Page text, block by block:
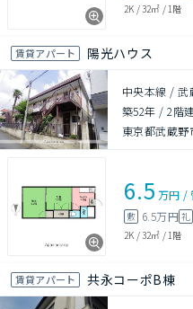
2K /32㎡ / 1階
賃貸アパート 陽光ハウス
中央本線 / 武
築52年 /2階
東京都武蔵
6.5 万円 /
敷 6.5万円礼
2K /32㎡ / 1階
賃貸アパート 共永コーポB棟